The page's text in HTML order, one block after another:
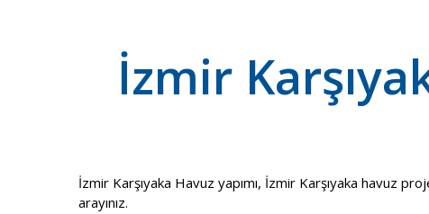
İzmir
İzmir Karşıyaka Havuz yapımı, İzmir Karşıyaka havuz
arayınız.